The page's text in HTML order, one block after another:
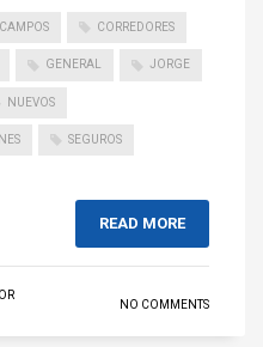
CAMPOS CORREDORES
GENERAL JORGE
NUEVOS
SEGUROS
READ MORE
NO COMMENTS